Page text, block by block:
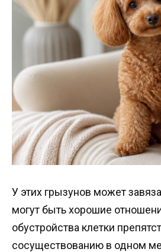
У этих грызунов может
могут быть хорошие
обустройства клетки
сосуществованию в одном